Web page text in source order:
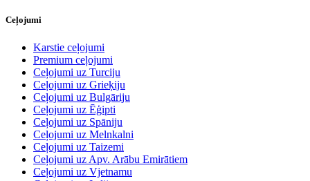
Ceļojumi
Karstie ceļojumi
Premium ceļojumi
Ceļojumi uz Turciju
Ceļojumi uz Grieķiju
Ceļojumi uz Bulgāriju
Ceļojumi uz Ēģipti
Ceļojumi uz Spāniju
Ceļojumi uz Melnkalni
Ceļojumi uz Taizemi
Ceļojumi uz Apv. Arābu Emirātiem
Ceļojumi uz Vjetnamu